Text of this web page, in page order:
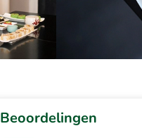
Beoordelingen